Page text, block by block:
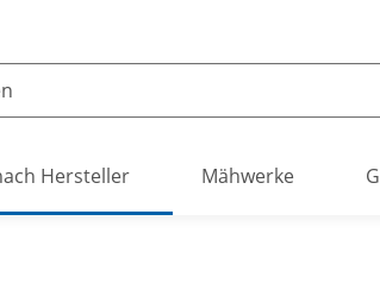
Hersteller Mähwerke